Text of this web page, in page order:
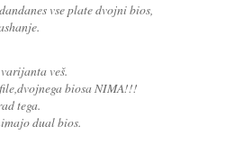
vse plate dvojni bios,
veš.
biosa NIMA!!!
tega.
dual bios.